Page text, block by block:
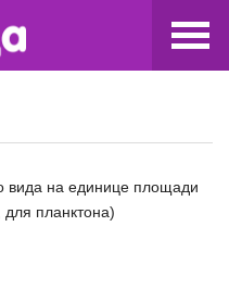
вида на единице площади
планктона)